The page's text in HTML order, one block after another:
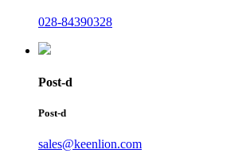
028-84390328
Post-d
Post-d
sales@keenlion.com